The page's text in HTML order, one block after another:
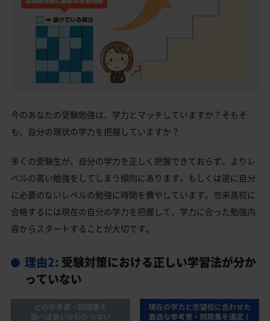
今のあなたの受験勉強は、学力とマッチしていますか？そもそ
も、自分の現状の学力を把握していますか？
多くの受験生が、自分の学力を正しく把握できておらず、よりレ
ベルの高い勉強をしてしまう傾向にあります。もしくは逆に自分
に必要のないレベルの勉強に時間を費やしています。勿来高校に
合格するには現在の自分の学力を把握して、学力に合った勉強内
容からスタートすることが大切です。
理由2: 受験対策における正しい学習法が分か
っていない